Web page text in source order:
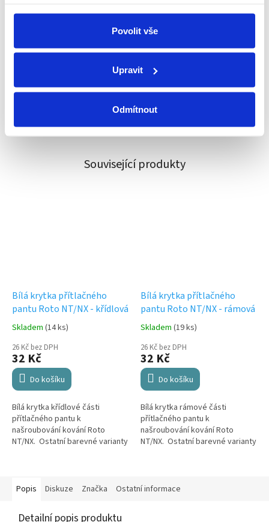
Povolit vše
Upravit
Odmítnout
Individuální přístup
Každý zákazník je pro nás důležitý
Vlastní tým techniků
Pomůžeme s montáží nebo opravou
Související produkty
Bílá krytka přítlačného
pantu Roto NT/NX - křídlová
Skladem (14 ks)
26 Kč bez DPH
32 Kč
Do košíku
Bílá krytka křídlové části
přítlačného pantu k
našroubování kování Roto
NT/NX. Ostatní barevné varianty
Bílá krytka přítlačného
pantu Roto NT/NX - rámová
Skladem (19 ks)
26 Kč bez DPH
32 Kč
Do košíku
Bílá krytka rámové části
přítlačného pantu k
našroubování kování Roto
NT/NX. Ostatní barevné varianty
Popis Diskuze Značka Ostatní informace
Detailní popis produktu